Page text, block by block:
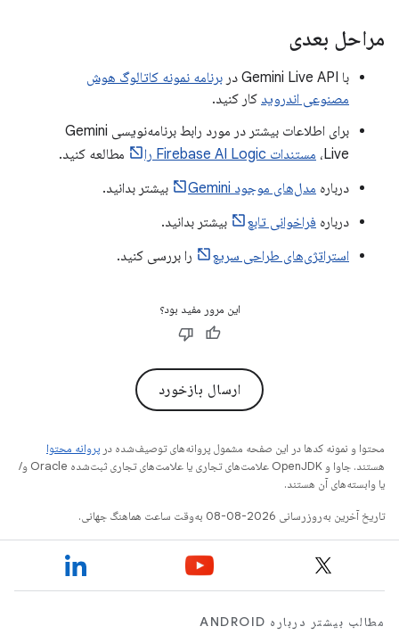
مراحل بعدی
با Gemini Live API در
برنامه نمونه کاتالوگ هوش
مصنوعی اندروید کار کنید.
برای اطلاعات بیشتر در مورد رابط برنامه‌نویسی Gemini
Live، مستندات Firebase AI Logic را
مطالعه کنید.
درباره مدل‌های موجود Gemini
بیشتر بدانید.
درباره فراخوانی تابع
بیشتر بدانید.
استراتژی‌های طراحی سریع
را بررسی کنید.
این مرور مفید بود؟
ارسال بازخورد
محتوا و نمونه کدها در این صفحه مشمول پروانه‌های توصیف‌شده در پروانه محتوا
هستند. جاوا و OpenJDK علامت‌های تجاری یا علامت‌های تجاری ثبت‌شده Oracle و/
یا وابسته‌های آن هستند.
تاریخ آخرین به‌روزرسانی 2026-08-08 به‌وقت ساعت هماهنگ جهانی.
مطالب بیشتر درباره ANDROID